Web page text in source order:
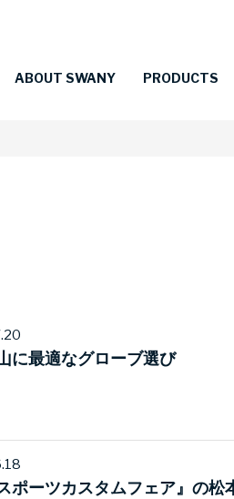
ABOUT SWANY PRODUCTS
に最適なグローブ選び
ポーツカスタムフェア』の松